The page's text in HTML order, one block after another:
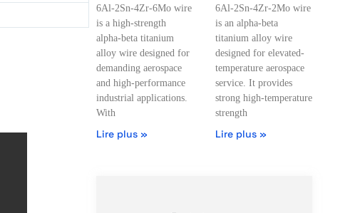
6Al-2Sn-4Zr-6Mo wire
is a high-strength
alpha-beta titanium
alloy wire designed for
demanding aerospace
and high-performance
industrial applications.
With
Lire plus »
6Al-2Sn-4Zr-2Mo wire
is an alpha-beta
titanium alloy wire
designed for elevated-
temperature aerospace
service. It provides
strong high-temperature
strength
Lire plus »